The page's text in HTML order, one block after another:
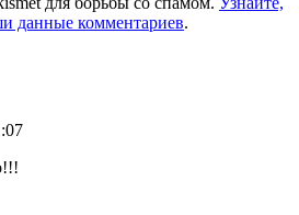
данные комментариев.